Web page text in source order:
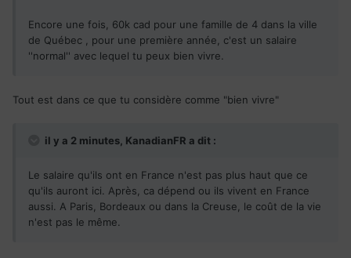
Encore une fois, 60k cad pour une famille de 4 dans la ville
de Québec , pour une première année, c'est un salaire
''normal'' avec lequel tu peux bien vivre.
Tout est dans ce que tu considère comme "bien vivre"
il y a 2 minutes, KanadianFR a dit :
Le salaire qu'ils ont en France n'est pas plus haut que ce
qu'ils auront ici. Après, ca dépend ou ils vivent en France
aussi. A Paris, Bordeaux ou dans la Creuse, le coût de la vie
n'est pas le même.